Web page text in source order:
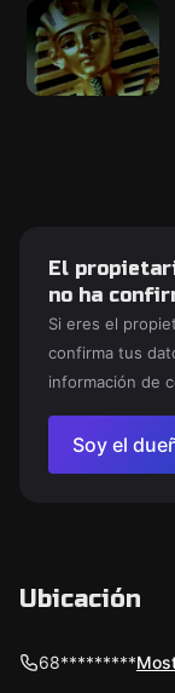
El
no ha
Si eres el
confirma tus
información de
Soy el
Ubicación
68*********